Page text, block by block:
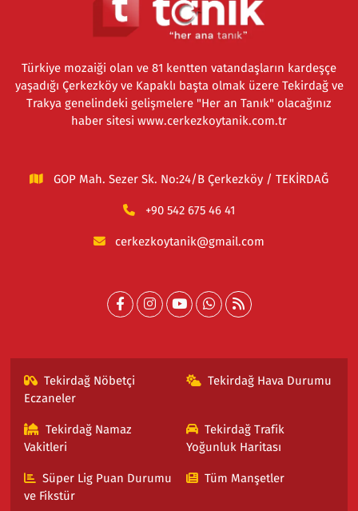
Türkiye mozaiği olan ve 81 kentten vatandaşların kardeşçe
yaşadığı Çerkezköy ve Kapaklı başta olmak üzere Tekirdağ ve
Trakya genelindeki gelişmelere "Her an Tanık" olacağınız
haber sitesi www.cerkezkoytanik.com.tr
GOP Mah. Sezer Sk. No:24/B Çerkezköy / TEKİRDAĞ
+90 542 675 46 41
cerkezkoytanik@gmail.com
Tekirdağ Nöbetçi
Eczaneler
Tekirdağ Hava Durumu
Tekirdağ Namaz
Vakitleri
Tekirdağ Trafik
Yoğunluk Haritası
Süper Lig Puan Durumu
ve Fikstür
Tüm Manşetler